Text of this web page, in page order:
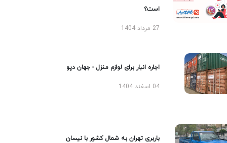
است؟
27 مرداد 1404
اجاره انبار برای لوازم منزل - جهان دپو
04 اسفند 1404
باربری تهران به شمال کشور با نیسان